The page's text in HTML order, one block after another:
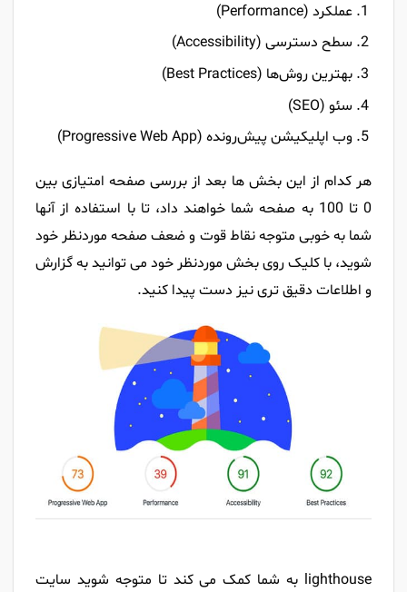
عملکرد (Performance)
سطح دسترسی (Accessibility)
بهترین روش‌ها (Best Practices)
سئو (SEO)
وب اپلیکیشن پیش‌رونده (Progressive Web App)
هر کدام از این بخش ها بعد از بررسی صفحه امتیازی بین
0 تا 100 به صفحه شما خواهند داد، تا با استفاده از آنها
شما به خوبی متوجه نقاط قوت و ضعف صفحه موردنظر خود
شوید، با کلیک روی بخش موردنظر خود می توانید به گزارش
و اطلاعات دقیق تری نیز دست پیدا کنید.
lighthouse به شما کمک می کند تا متوجه شوید سایت